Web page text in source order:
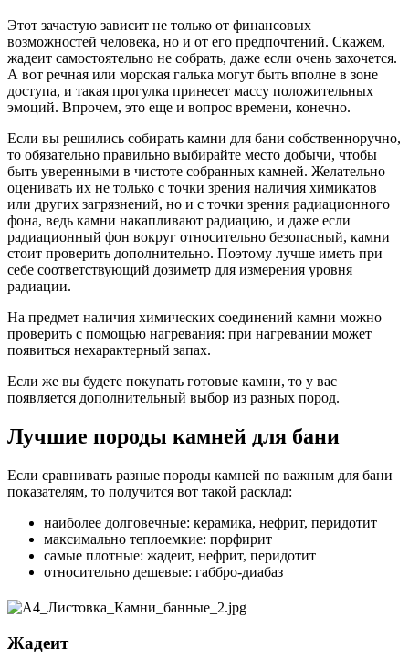
Этот зачастую зависит не только от финансовых
возможностей человека, но и от его предпочтений. Скажем,
жадеит самостоятельно не собрать, даже если очень захочется.
А вот речная или морская галька могут быть вполне в зоне
доступа, и такая прогулка принесет массу положительных
эмоций. Впрочем, это еще и вопрос времени, конечно.
Если вы решились собирать камни для бани собственноручно,
то обязательно правильно выбирайте место добычи, чтобы
быть уверенными в чистоте собранных камней. Желательно
оценивать их не только с точки зрения наличия химикатов
или других загрязнений, но и с точки зрения радиационного
фона, ведь камни накапливают радиацию, и даже если
радиационный фон вокруг относительно безопасный, камни
стоит проверить дополнительно. Поэтому лучше иметь при
себе соответствующий дозиметр для измерения уровня
радиации.
На предмет наличия химических соединений камни можно
проверить с помощью нагревания: при нагревании может
появиться нехарактерный запах.
Если же вы будете покупать готовые камни, то у вас
появляется дополнительный выбор из разных пород.
Лучшие породы камней для бани
Если сравнивать разные породы камней по важным для бани
показателям, то получится вот такой расклад:
наиболее долговечные: керамика, нефрит, перидотит
максимально теплоемкие: порфирит
самые плотные: жадеит, нефрит, перидотит
относительно дешевые: габбро-диабаз
Жадеит